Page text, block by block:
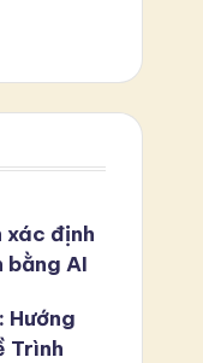
xác định
bằng AI
Hướng
Trình